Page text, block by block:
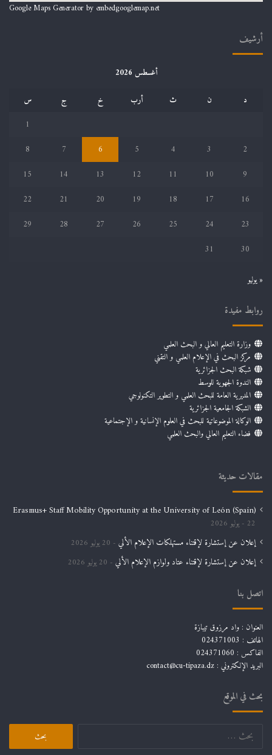
Google Maps Generator by embedgooglemap.net
أرشيف
أغسطس 2026
د
ن ث أرب خ ج
س
1
2
3
4
5
6
7
8
9
10
11
12
13
14
15
16
17
18
19
20
21
22
23
24
25
26
27
28
29
30
31
« يوليو
روابط مفيدة
وزارة التعليم العالي و البحث العلمي
مركز البحث في الإعلام العلمي و التقني
شبكة البحث الجزائرية
الندوة الجهوية للوسط
المديرية العامة للبحث العلمي و التطوير التكنولوجي
الشبكة الجامعية الجزائرية
الوكالة الموضوعاتية للبحث في العلوم الإنسانية و الإجتماعية
فضاء التعليم العالي والبحث العلمي
مقالات حديثة
Erasmus+ Staff Mobility Opportunity at the University of León (Spain)
22 يوليو 2026
إعلان عن إستشارة لإقتناء مستهلكات الإعلام الألي 20 يوليو 2026
إعلان عن إستشارة لإقتناء عتاد ولوازم الإعلام الألي 20 يوليو 2026
اتصل بنا
العنوان : واد مرزوق تيبازة
الهاتف : 024371003
الفاكس : 024371060
البريد الإلكتروني : contact@cu-tipaza.dz
بحث في الموقع